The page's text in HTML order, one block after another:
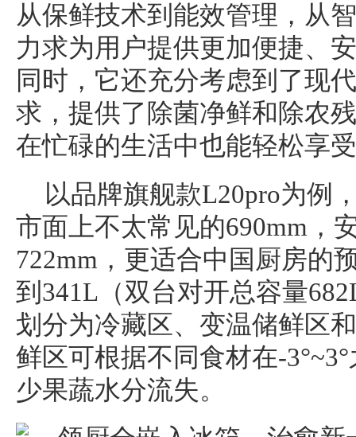
从保鲜技术到能效管理，从
力求为用户提供更加便捷、
同时，它还充分考虑到了现
求，提供了除菌净鲜和除农
在忙碌的生活中也能轻松享
以品牌旗舰款L20pro为例
市面上不太常见的690mm，
722mm，更适合中国厨房的
到341L（双台对开总容量
划分为冷藏区、变温储鲜区
鲜区可根据不同食材在-
少果蔬水分流失。